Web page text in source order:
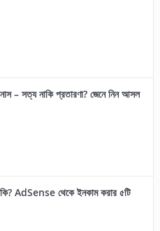
– সত্য নাকি প্রতারণা? জেনে নিন আসল
AdSense থেকে ইনকাম করার ৫টি